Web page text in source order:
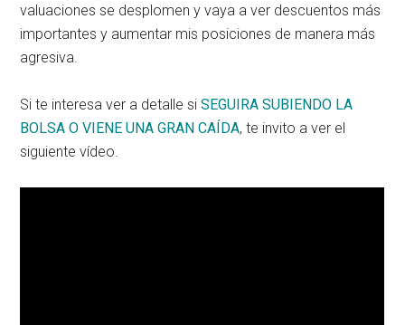
valuaciones se desplomen y vaya a ver descuentos más
importantes y aumentar mis posiciones de manera más
agresiva.
Si te interesa ver a detalle siSEGUIRA SUBIENDO LA
BOLSA O VIENE UNA GRAN CAÍDA, te invito a ver el
siguiente vídeo.